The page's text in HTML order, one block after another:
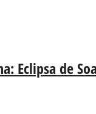
Eclipsa de